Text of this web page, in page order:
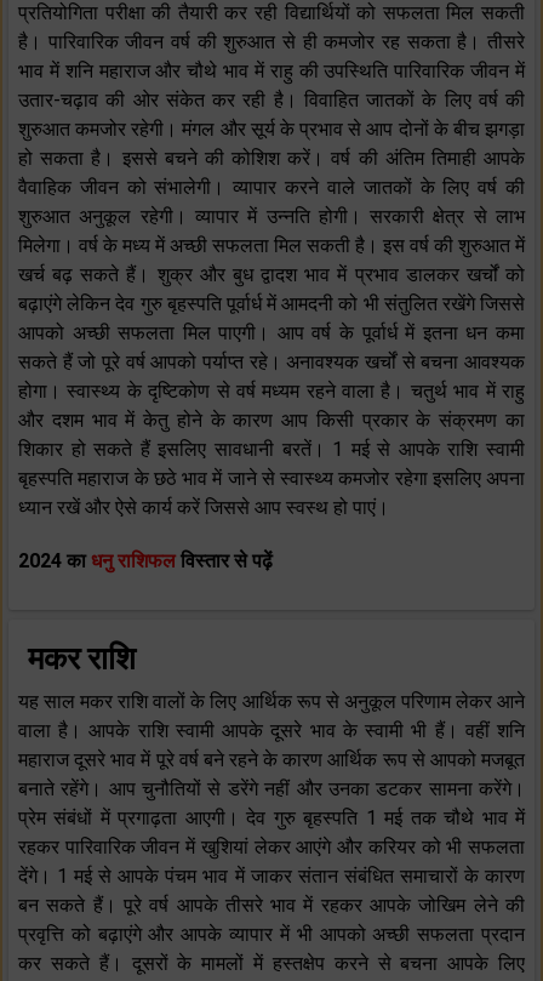
प्रतियोगिता परीक्षा की तैयारी कर रही विद्यार्थियों को सफलता मिल सकती
है। पारिवारिक जीवन वर्ष की शुरुआत से ही कमजोर रह सकता है। तीसरे
भाव में शनि महाराज और चौथे भाव में राहु की उपस्थिति पारिवारिक जीवन में
उतार-चढ़ाव की ओर संकेत कर रही है। विवाहित जातकों के लिए वर्ष की
शुरुआत कमजोर रहेगी। मंगल और सूर्य के प्रभाव से आप दोनों के बीच झगड़ा
हो सकता है। इससे बचने की कोशिश करें। वर्ष की अंतिम तिमाही आपके
वैवाहिक जीवन को संभालेगी। व्यापार करने वाले जातकों के लिए वर्ष की
शुरुआत अनुकूल रहेगी। व्यापार में उन्नति होगी। सरकारी क्षेत्र से लाभ
मिलेगा। वर्ष के मध्य में अच्छी सफलता मिल सकती है। इस वर्ष की शुरुआत में
खर्च बढ़ सकते हैं। शुक्र और बुध द्वादश भाव में प्रभाव डालकर खर्चों को
बढ़ाएंगे लेकिन देव गुरु बृहस्पति पूर्वार्ध में आमदनी को भी संतुलित रखेंगे जिससे
आपको अच्छी सफलता मिल पाएगी। आप वर्ष के पूर्वार्ध में इतना धन कमा
सकते हैं जो पूरे वर्ष आपको पर्याप्त रहे। अनावश्यक खर्चों से बचना आवश्यक
होगा। स्वास्थ्य के दृष्टिकोण से वर्ष मध्यम रहने वाला है। चतुर्थ भाव में राहु
और दशम भाव में केतु होने के कारण आप किसी प्रकार के संक्रमण का
शिकार हो सकते हैं इसलिए सावधानी बरतें। 1 मई से आपके राशि स्वामी
बृहस्पति महाराज के छठे भाव में जाने से स्वास्थ्य कमजोर रहेगा इसलिए अपना
ध्यान रखें और ऐसे कार्य करें जिससे आप स्वस्थ हो पाएं।
2024 का धनु राशिफलविस्तार से पढ़ें
मकर राशि
यह साल मकर राशि वालों के लिए आर्थिक रूप से अनुकूल परिणाम लेकर आने
वाला है। आपके राशि स्वामी आपके दूसरे भाव के स्वामी भी हैं। वहीं शनि
महाराज दूसरे भाव में पूरे वर्ष बने रहने के कारण आर्थिक रूप से आपको मजबूत
बनाते रहेंगे। आप चुनौतियों से डरेंगे नहीं और उनका डटकर सामना करेंगे।
प्रेम संबंधों में प्रगाढ़ता आएगी। देव गुरु बृहस्पति 1 मई तक चौथे भाव में
रहकर पारिवारिक जीवन में खुशियां लेकर आएंगे और करियर को भी सफलता
देंगे। 1 मई से आपके पंचम भाव में जाकर संतान संबंधित समाचारों के कारण
बन सकते हैं। पूरे वर्ष आपके तीसरे भाव में रहकर आपके जोखिम लेने की
प्रवृत्ति को बढ़ाएंगे और आपके व्यापार में भी आपको अच्छी सफलता प्रदान
कर सकते हैं। दूसरों के मामलों में हस्तक्षेप करने से बचना आपके लिए